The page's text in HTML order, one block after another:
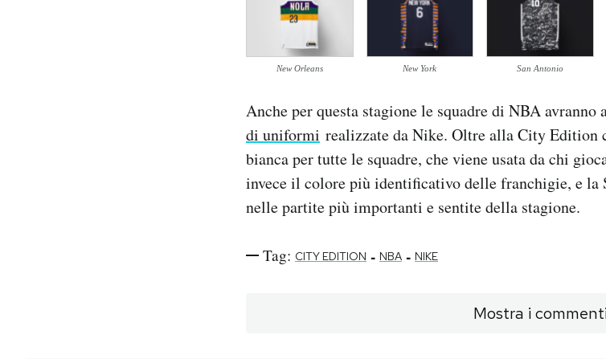
New Orleans New York San Antonio
Anche per questa stagione le squadre di NBA avranno
di uniformi realizzate da Nike. Oltre alla City Edition
bianca per tutte le squadre, che viene usata da chi
invece il colore più identificativo delle franchigie, e la
nelle partite più importanti e sentite della stagione.
Tag: CITY EDITION - NBA - NIKE
Mostra i